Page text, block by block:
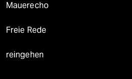
Mauerecho
Freie Rede
reingehen